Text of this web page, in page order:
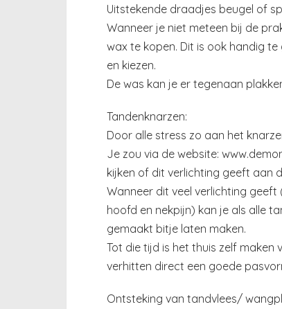
Uitstekende draadjes beugel of
Wanneer je niet meteen bij de
wax te kopen. Dit is ook handig
en kiezen.
De was kan je er tegenaan
Tandenknarzen:
Door alle stress zo aan het
Je zou via de website:
kijken of dit verlichting geeft aan
Wanneer dit veel verlichting geeft
hoofd en nekpijn) kan je als alle
gemaakt bitje laten maken.
Tot die tijd is het thuis zelf maken
verhitten direct een goede
Ontsteking van tandvlees/